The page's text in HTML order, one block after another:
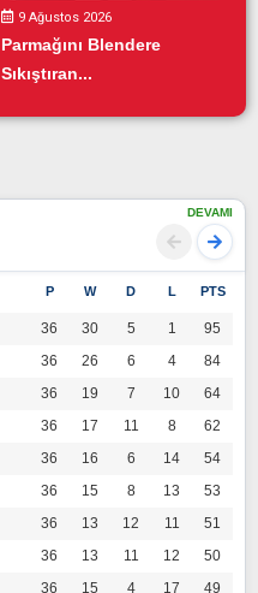
9 Ağustos 2026
Parmağını Blendere
Sıkıştıran...
DEVAMI
P W D L PTS
36 30 5 1
95
36 26 6 4
84
36 19 7 10
64
36 17 11 8
62
36 16 6 14
54
36 15 8 13
53
36 13 12 11
51
36 13 11 12
50
36 15 4 17 49